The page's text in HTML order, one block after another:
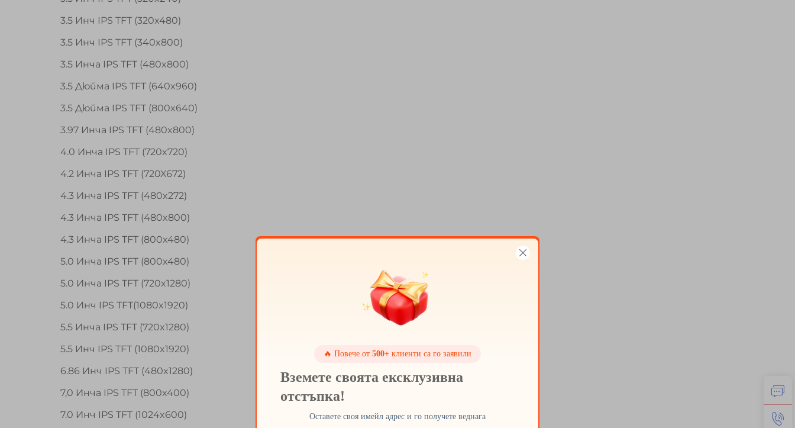
3.5 Инч IPS TFT (320x480)
3.5 Инч IPS TFT (340x800)
3.5 Инча IPS TFT (480x800)
3.5 Дюйма IPS TFT (640x960)
3.5 Дюйма IPS TFT (800x640)
3.97 Инча IPS TFT (480x800)
4.0 Инча IPS TFT (720x720)
4.2 Инча IPS TFT (720X672)
4.3 Инча IPS TFT (480x272)
4.3 Инча IPS TFT (480x800)
4.3 Инча IPS TFT (800x480)
5.0 Инча IPS TFT (800x480)
5.0 Инча IPS TFT (720x1280)
5.0 Инч IPS TFT(1080x1920)
5.5 Инча IPS TFT (720x1280)
5.5 Инч IPS TFT (1080x1920)
6.86 Инч IPS TFT (480x1280)
7,0 Инча IPS TFT (800x400)
7.0 Инч IPS TFT (1024x600)
🔥 Повече от 500+ клиенти са го заявили
Вземете своята ексклузивна
отстъпка!
Оставете своя имейл адрес и го получете веднага